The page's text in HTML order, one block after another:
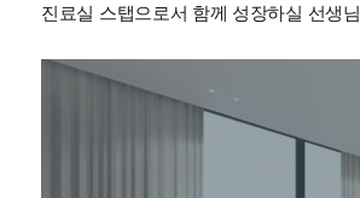
진료실 스탭으로서 함께 성장하실 선생